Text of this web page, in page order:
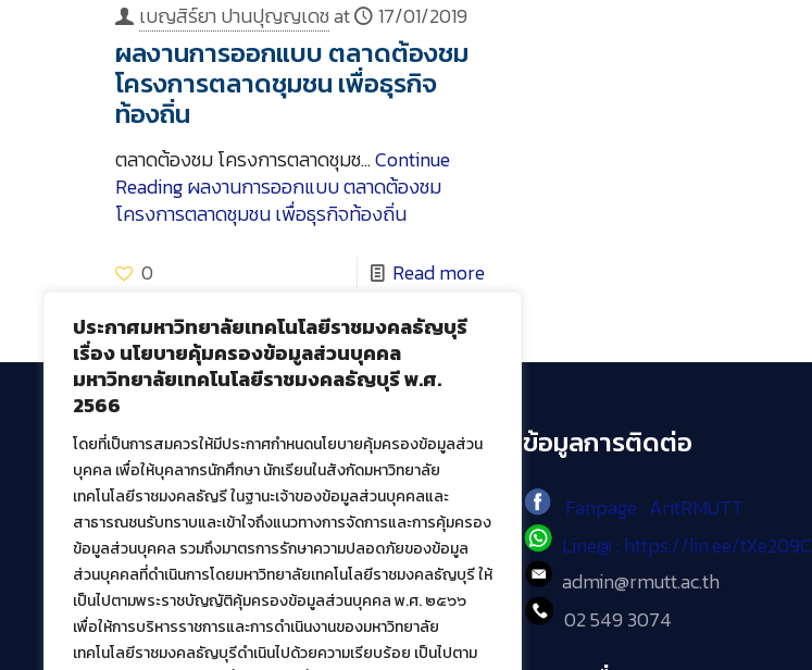
ประกาศมหาวิทยาลัยเทคโนโลยีราชมงคลธัญบุรี
เรื่อง นโยบายคุ้มครองข้อมูลส่วนบุคคล
มหาวิทยาลัยเทคโนโลยีราชมงคลธัญบุรี พ.ศ.
2566
โดยที่เป็นการสมควรให้มีประกาศกำหนดนโยบายคุ้มครองข้อมูลส่วน
บุคคล เพื่อให้บุคลากรนักศึกษา นักเรียนในสังกัดมหาวิทยาลัย
เทคโนโลยีราชมงคลธัญรี ในฐานะเจ้าของข้อมูลส่วนบุคคลและ
สาธารณชนรับทราบและเข้าใจถึงแนวทางการจัดการและการคุ้มครอง
ข้อมูลส่วนบุคคล รวมถึงมาตรการรักษาความปลอดภัยของข้อมูล
ส่วนบุคคลที่ดำเนินการโดยมหาวิทยาลัยเทคโนโลยีราชมงคลธัญบุรี ให้
เป็นไปตามพระราชบัญญัติคุ้มครองข้อมูลส่วนบุคคล พ.ศ. ๒๕๖๖
เพื่อให้การบริหารราชการและการดำเนินงานของมหาวิทยาลัย
เทคโนโลยีราชมงคลธัญบุรีดำเนินไปด้วยความเรียบร้อย เป็นไปตาม
เบญสิร์ยา ปานปุญญเดชat 17/01/2019
ผลงานการออกแบบ ตลาดต้องชม
โครงการตลาดชุมชน เพื่อธุรกิจ
ท้องถิ่น
ตลาดต้องชม โครงการตลาดชุมช…Continue
Readingผลงานการออกแบบ ตลาดต้องชม
โครงการตลาดชุมชน เพื่อธุรกิจท้องถิ่น
0
Read more
สำนักวิทยบริการและเทคโนโลยีสารสนเทศ
มหาวิทยาลัยเทคโนโลยีราชมงคลธัญบุรี
39 หมู่ที่ 1 ตำบลคลองหก อำเภอคลองหลวง จังหวัด
ปทุมธานี 12120
เผยแพร่ข้อมูลโดย.บุคลากร สวส.
สร้างและพัฒนาโดย.
ฝ่ายพัฒนาและเผยแพร่ข้อมูลเว็บไซต์
ข้อมูลการติดต่อ
Fanpage : AritRMUTT
Line@ : https://lin.ee/tXe209C
admin@rmutt.ac.th
02 549 3074